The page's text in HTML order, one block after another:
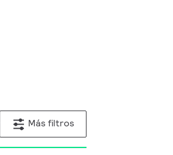
Más filtros